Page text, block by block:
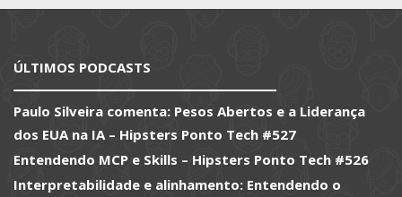
ÚLTIMOS PODCASTS
Paulo Silveira comenta: Pesos Abertos e a Liderança
dos EUA na IA – Hipsters Ponto Tech #527
Entendendo MCP e Skills – Hipsters Ponto Tech #526
Interpretabilidade e alinhamento: Entendendo o